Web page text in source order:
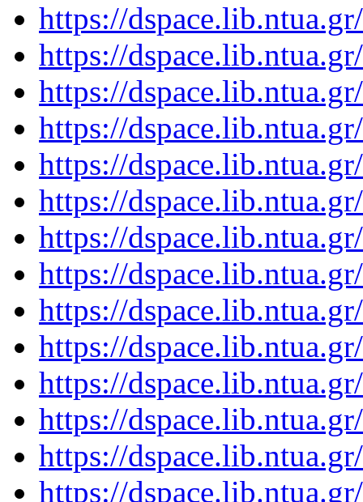
https://
https://
https://
https://
https://
https://
https://
https://
https://
https://
https://
https://
https://
https://